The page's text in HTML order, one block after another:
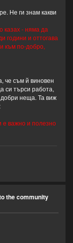
Не ги знам какви
казах - няма да
години и оттогава
към по-добро,
че съм й виновен
си търси работа,
добри неща. Та виж
е важно и полезно
the community